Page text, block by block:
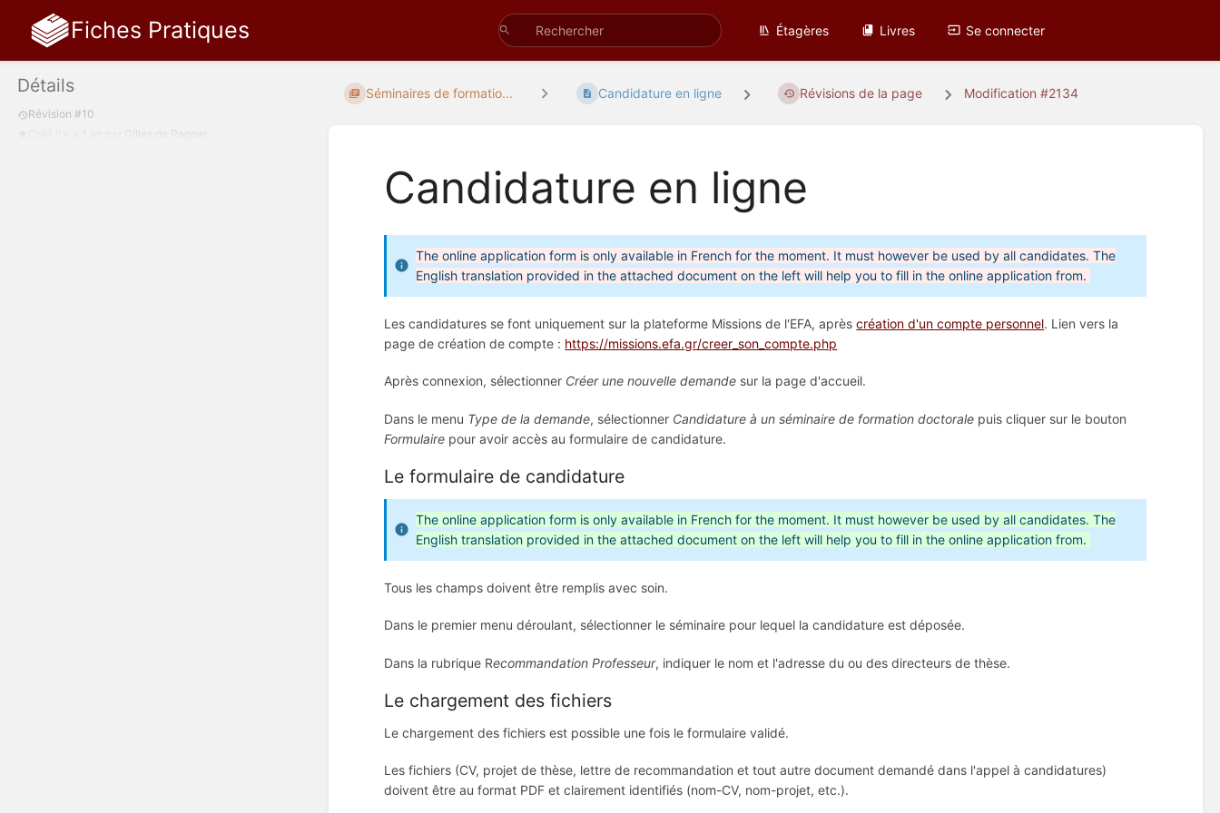
Fiches Pratiques Étagères Livres Se connecter
Détails
Révision #10
Gilles de Rapper
Séminaires de formatio... Candidature en ligne Révisions de la page Modification #2134
Candidature en ligne
The online application form is only available in French for the moment. It must however be used by all candidates. The
English translation provided in the attached document on the left will help you to fill in the online application from.
Les candidatures se font uniquement sur la plateforme Missions de l'EFA, aprèscréation d'un compte personnel. Lien vers la
page de création de compte : https://missions.efa.gr/creer_son_compte.php
Après connexion, sélectionner Créer une nouvelle demande sur la page d'accueil.
Dans le menu Type de la demande, sélectionner Candidature à un séminaire de formation doctorale puis cliquer sur le bouton
Formulaire pour avoir accès au formulaire de candidature.
Le formulaire de candidature
The online application form is only available in French for the moment. It must however be used by all candidates. The
English translation provided in the attached document on the left will help you to fill in the online application from.
Tous les champs doivent être remplis avec soin.
Dans le premier menu déroulant, sélectionner le séminaire pour lequel la candidature est déposée.
Dans la rubrique Recommandation Professeur, indiquer le nom et l'adresse du ou des directeurs de thèse.
Le chargement des fichiers
Le chargement des fichiers est possible une fois le formulaire validé.
Les fichiers (CV, projet de thèse, lettre de recommandation et tout autre document demandé dans l'appel à candidatures)
doivent être au format PDF et clairement identifiés (nom-CV, nom-projet, etc.).